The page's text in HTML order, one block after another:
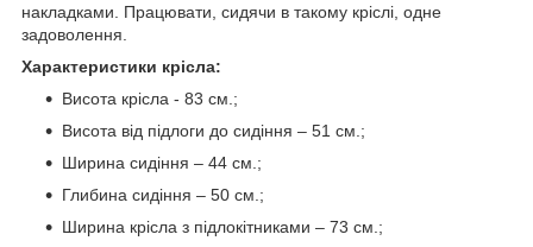
накладками. Працювати, сидячи в такому кріслі, одне
задоволення.
Характеристики крісла:
Висота крісла - 83 см.;
Висота від підлоги до сидіння – 51 см.;
Ширина сидіння – 44 см.;
Глибина сидіння – 50 см.;
Ширина крісла з підлокітниками – 73 см.;